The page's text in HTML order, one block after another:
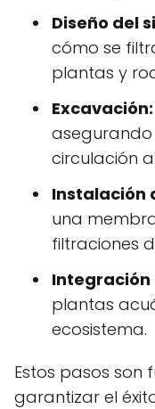
Diseño del
cómo se
plantas y
Excavación:
asegurando
circulación
Instalación
una
filtraciones
Integración
plantas
ecosistema.
Estos pasos
garantizar el